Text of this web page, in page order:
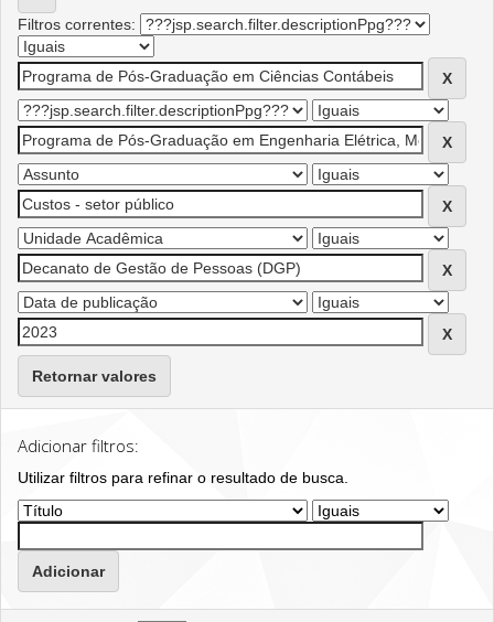
Filtros correntes:
Retornar valores
Adicionar filtros:
Utilizar filtros para refinar o resultado de busca.